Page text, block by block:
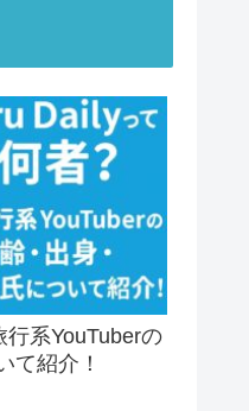
系YouTuberの
て紹介！